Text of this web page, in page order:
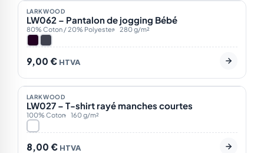
LARKWOOD
LW062 – Pantalon de jogging Bébé
80% Coton / 20% Polyester 280 g/m²
9,00 € HTVA
LARKWOOD
LW027 – T-shirt rayé manches courtes
100% Coton 160 g/m²
8,00 € HTVA